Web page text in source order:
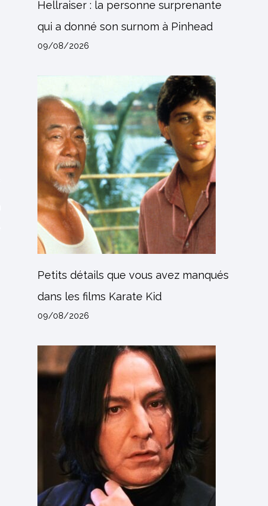
Hellraiser : la personne surprenante
qui a donné son surnom à Pinhead
09/08/2026
Petits détails que vous avez manqués
dans les films Karate Kid
09/08/2026